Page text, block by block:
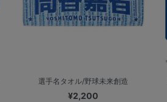
選手名タオル/野球未来創造
¥2,200